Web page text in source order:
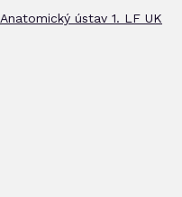
Anatomický ústav 1. LF UK